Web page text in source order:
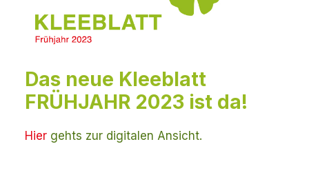
Das neue Kleeblatt
FRÜHJAHR 2023 ist da!
Hier gehts zur digitalen Ansicht.